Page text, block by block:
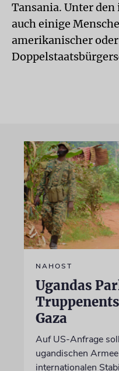
Tansania. Unter
auch einige
amerikanischer
NAHOST
Ugandas
Gaza
Auf US-Anfrage
ugandischen
internationalen